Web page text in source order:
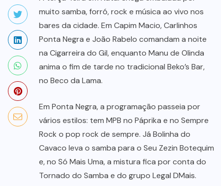
muito samba, forró, rock e música ao vivo nos
bares da cidade. Em Capim Macio, Carlinhos
Ponta Negra e João Rabelo comandam a noite
na Cigarreira do Gil, enquanto Manu de Olinda
anima o fim de tarde no tradicional Beko’s Bar,
no Beco da Lama.
Em Ponta Negra, a programação passeia por
vários estilos: tem MPB no Páprika e no Sempre
Rock o pop rock de sempre. Já Bolinha do
Cavaco leva o samba para o Seu Zezin Botequim
e, no Só Mais Uma, a mistura fica por conta do
Tornado do Samba e do grupo Legal DMais.